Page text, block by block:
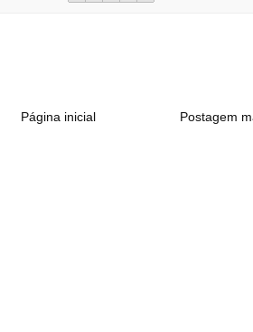
Postagem
Página inicial